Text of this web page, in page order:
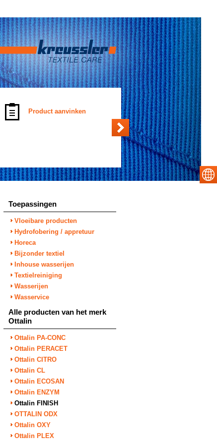
Product aanvinken
Toepassingen
Vloeibare producten
Hydrofobering / appretuur
Horeca
Bijzonder textiel
Inhouse wasserijen
Textielreiniging
Wasserijen
Wasservice
Alle producten van het merk
Ottalin
Ottalin PA-CONC
Ottalin PERACET
Ottalin CITRO
Ottalin CL
Ottalin ECOSAN
Ottalin ENZYM
Ottalin FINISH
OTTALIN ODX
Ottalin OXY
Ottalin PLEX